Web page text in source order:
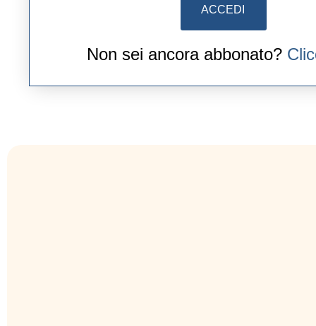
ACCEDI
Non sei ancora abbonato?